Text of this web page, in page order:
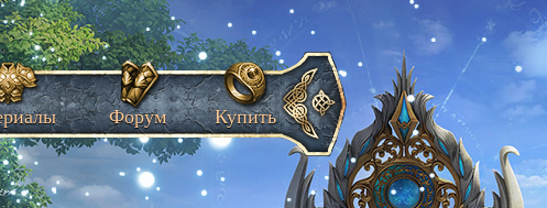
Форум Купить